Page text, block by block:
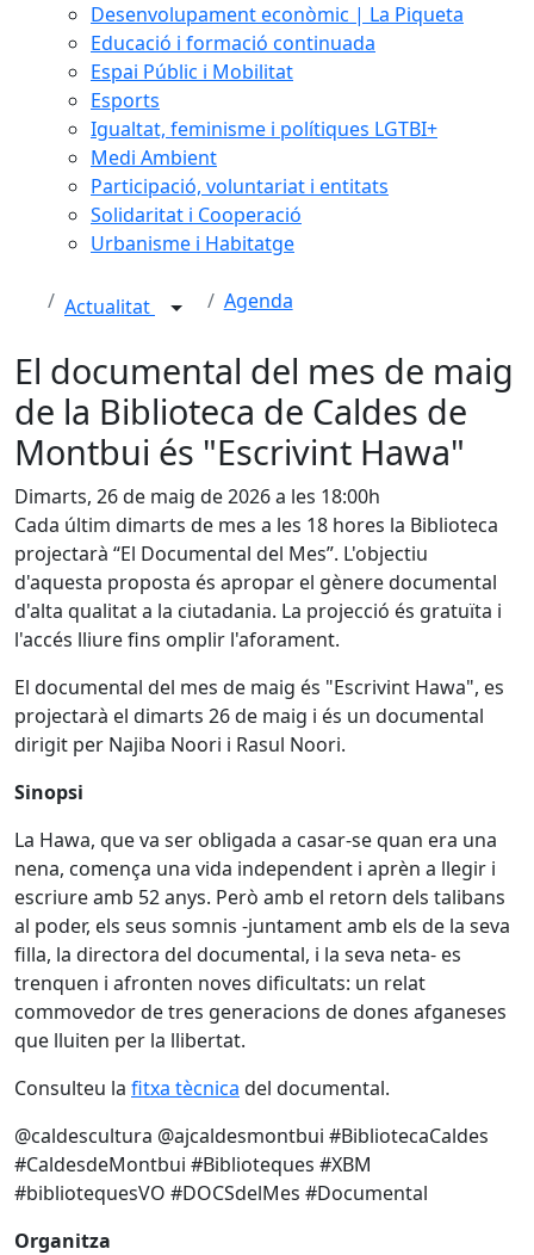
Desenvolupament econòmic | La Piqueta
Educació i formació continuada
Espai Públic i Mobilitat
Esports
Igualtat, feminisme i polítiques LGTBI+
Medi Ambient
Participació, voluntariat i entitats
Solidaritat i Cooperació
Urbanisme i Habitatge
Actualitat Agenda
El documental del mes de maig
de la Biblioteca de Caldes de
Montbui és "Escrivint Hawa"
Dimarts, 26 de maig de 2026 a les 18:00h
Cada últim dimarts de mes a les 18 hores la Biblioteca
projectarà “El Documental del Mes”. L'objectiu
d'aquesta proposta és apropar el gènere documental
d'alta qualitat a la ciutadania. La projecció és gratuïta i
l'accés lliure fins omplir l'aforament.
El documental del mes de maig és "Escrivint Hawa", es
projectarà el dimarts 26 de maig i és un documental
dirigit per Najiba Noori i Rasul Noori.
Sinopsi
La Hawa, que va ser obligada a casar-se quan era una
nena, comença una vida independent i aprèn a llegir i
escriure amb 52 anys. Però amb el retorn dels talibans
al poder, els seus somnis -juntament amb els de la seva
filla, la directora del documental, i la seva neta- es
trenquen i afronten noves dificultats: un relat
commovedor de tres generacions de dones afganeses
que lluiten per la llibertat.
Consulteu la fitxa tècnica del documental.
@caldescultura @ajcaldesmontbui #BibliotecaCaldes
#CaldesdeMontbui #Biblioteques #XBM
#bibliotequesVO #DOCSdelMes #Documental
Organitza